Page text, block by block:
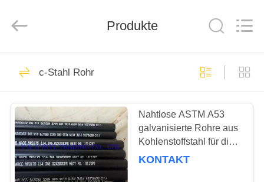
HAUS
PRODUKTE
ÜBER
UNS
Copyright
carbonsteel-
c-Stahl Rohr
Produkte
c-Stahl Rohr
Nahtlose ASTM A53
galvanisierte Rohre aus
Kohlenstoffstahl für die
industrielle
KONTAKT